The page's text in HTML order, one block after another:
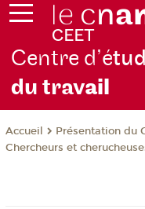
Centre d’é
du travail
Accueil
Présentation du
Chercheurs et